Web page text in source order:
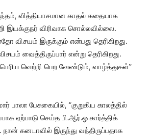
வித்தியாசமான காதல் கதையாக
இயக்குநர் விரிவாக சொல்லவில்லை.
விசயம் இருக்கும் என்பது தெரிகிறது.
வைத்திருப்பார் என்று தெரிகிறது.
வெற்றி பெற வேண்டும், வாழ்த்துகள்”
பாலா பேசுகையில், “குறுகிய காலத்தில்
ஏற்பாடு செய்த பி.ஆர்.ஓ கார்த்திக்
கனடாவில் இருந்து வந்திருப்பதாக